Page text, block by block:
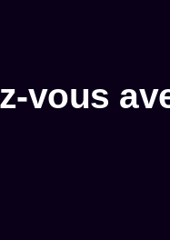
vous